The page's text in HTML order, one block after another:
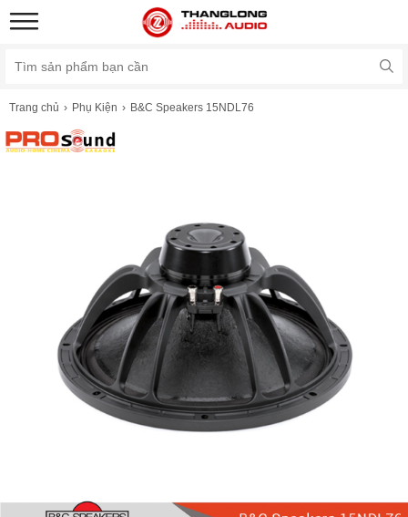
Trang chủ Phụ Kiện B&C Speakers 15NDL76